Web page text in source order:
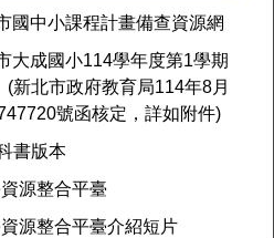
民運動會新北歡迎您！
油！
「車輛行經路口，慢下
來也是一種美德」
國中小課程計畫備查資源網
大成國小114學年度第1學期
新北市政府教育局114年8月
號函核定，詳如附件)
書版本
源整合平臺
源整合平臺介紹短片